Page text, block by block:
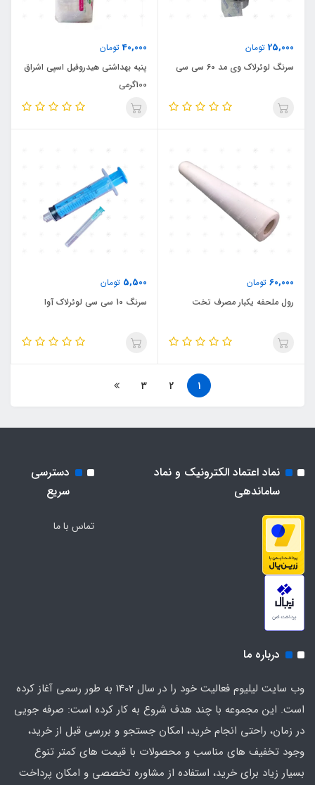
25,000 تومان
سرنگ لوئرلاک وی مد 60 سی سی
40,000تومان
پنبه بهداشتی هیدروفیل اسپی اشراق
100گرمی
60,000 تومان
رول ملحفه یکبار مصرف تخت
5,500 تومان
سرنگ 1۰ سی سی لوئرلاک آوا
1
2
3
نماد اعتماد الکترونیک و نماد
ساماندهی
دسترسی
سریع
تماس با ما
درباره ما
وب سایت لیلیوم فعالیت خود را در سال 1402 به طور رسمی آغاز کرده
است. این مجموعه با چند هدف شروع به کار کرده است: صرفه جویی
در زمان، راحتی انجام خرید، امکان جستجو و بررسی قبل از خرید،
وجود تخفیف های مناسب و محصولات با قیمت های کمتر تنوع
بسیار زیاد برای خرید، استفاده از مشاوره تخصصی و امکان پرداخت